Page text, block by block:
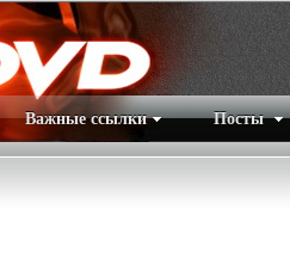
Важные ссылки Посты